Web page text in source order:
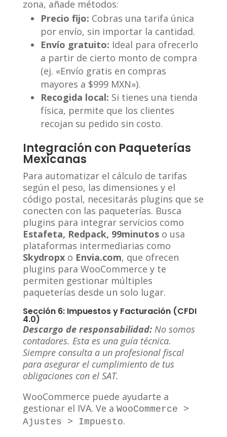
zona, añade métodos:
Precio fijo: Cobras una tarifa única
por envío, sin importar la cantidad.
Envío gratuito: Ideal para ofrecerlo
a partir de cierto monto de compra
(ej. «Envío gratis en compras
mayores a $999 MXN»).
Recogida local: Si tienes una tienda
física, permite que los clientes
recojan su pedido sin costo.
Integración con Paqueterías
Mexicanas
Para automatizar el cálculo de tarifas
según el peso, las dimensiones y el
código postal, necesitarás plugins que se
conecten con las paqueterías. Busca
plugins para integrar servicios como
Estafeta, Redpack, 99minutoso usa
plataformas intermediarias como
Skydropxo Envia.com, que ofrecen
plugins para WooCommerce y te
permiten gestionar múltiples
paqueterías desde un solo lugar.
Sección 6: Impuestos y Facturación (CFDI
4.0)
Descargo de responsabilidad:No somos
contadores. Esta es una guía técnica.
Siempre consulta a un profesional fiscal
para asegurar el cumplimiento de tus
obligaciones con el SAT.
WooCommerce puede ayudarte a
gestionar el IVA. Ve a WooCommerce >
Ajustes > Impuesto.